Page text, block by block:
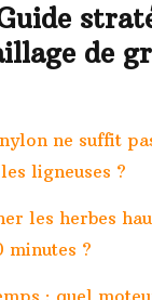
de
ne suffit
ligneuses ?
les herbes
minutes ?
: quel